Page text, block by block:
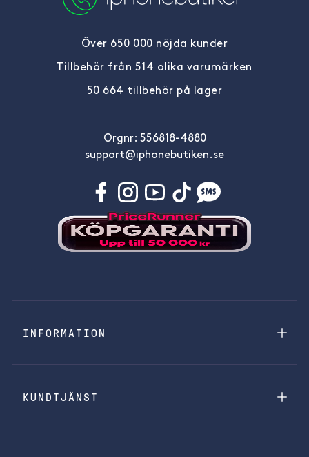
Över 650 000 nöjda kunder
Tillbehör från 514 olika varumärken
50 664 tillbehör på lager
Orgnr: 556818-4880
support@iphonebutiken.se
INFORMATION
KUNDTJÄNST